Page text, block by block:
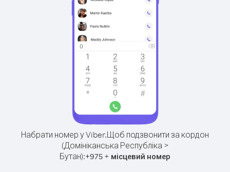
Набрати номер у Viber.Щоб подзвонити за кордон
(Домініканська Республіка >
Бутан):+975 + місцевий номер